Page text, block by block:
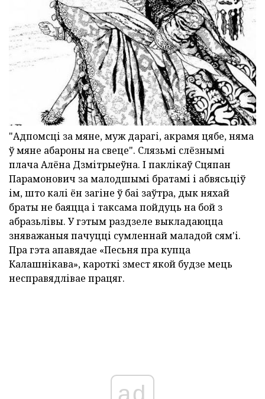
"Адпомсці за мяне, муж дарагі, акрамя цябе, няма
ў мяне абароны на свеце". Слязьмі слёзнымі
плача Алёна Дзмітрыеўна. І паклікаў Сцяпан
Парамонович за малодшымі братамі і абвясьціў
ім, што калі ён загіне ў баі заўтра, дык няхай
браты не баяцца і таксама пойдуць на бой з
абразьлівы. У гэтым раздзеле выкладаюцца
зняважаныя пачуцці сумленнай маладой сям'і.
Пра гэта апавядае «Песьня пра купца
Калашнікава», кароткі змест якой будзе мець
несправядлівае працяг.
ad